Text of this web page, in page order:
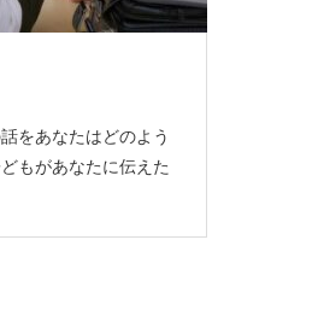
をあなたはどのよう
もがあなたに伝えた